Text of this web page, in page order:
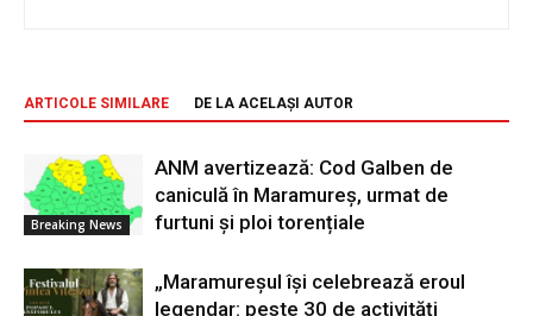
ARTICOLE SIMILARE DE LA ACELAȘI AUTOR
Breaking News
ANM avertizează: Cod Galben de
caniculă în Maramureș, urmat de
furtuni și ploi torențiale
„Maramureșul își celebrează eroul
legendar: peste 30 de activități